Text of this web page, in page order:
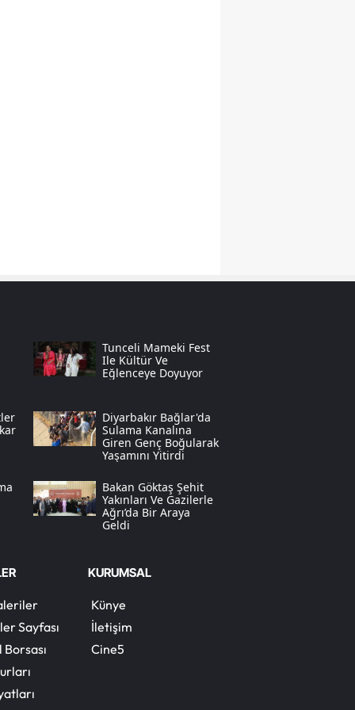
Iğdır
Karabük
Kilis
Osmaniye
Düzce
Tunceli Mameki Fest
Ile Kültür Ve
Eğlenceye Doyuyor
Diyarbakır Bağlar'da
Sulama Kanalına
Giren Genç Boğularak
Yaşamını Yitirdi
Bakan Göktaş Şehit
Yakınları Ve Gazilerle
Ağrı’da Bir Araya
Geldi
Sayfası
KURUMSAL
Künye
İletişim
Cine5